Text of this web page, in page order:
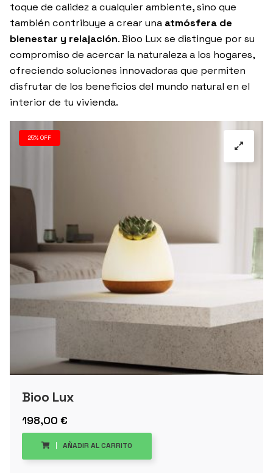
toque de calidez a cualquier ambiente, sino que
también contribuye a crear una atmósfera de
bienestar y relajación. Bioo Lux se distingue por su
compromiso de acercar la naturaleza a los hogares,
ofreciendo soluciones innovadoras que permiten
disfrutar de los beneficios del mundo natural en el
interior de tu vivienda.
25% OFF
Bioo Lux
198,00 €
AÑADIR AL CARRITO